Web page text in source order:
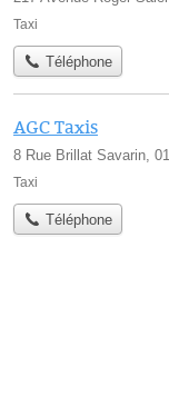
Taxi
Téléphone
AGC Taxis
8 Rue Brillat Savarin,
Taxi
Téléphone